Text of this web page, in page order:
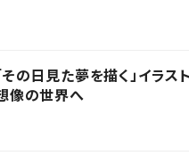
その日見た夢を描く」イ
像の世界へ